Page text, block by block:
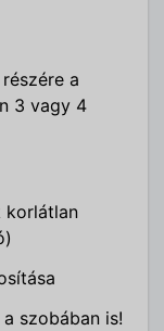
a
3 vagy 4
korlátlan
szobában is!